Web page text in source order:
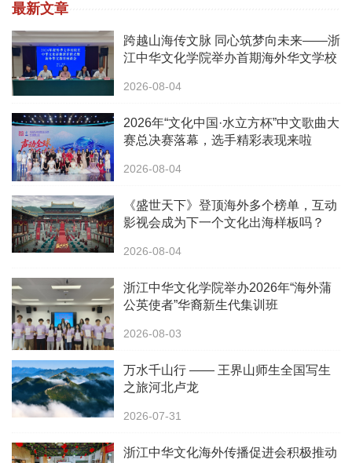
最新文章
跨越山海传文脉 同心筑梦向未来——浙
江中华文化学院举办首期海外华文学校
2026-08-04
2026年“文化中国·水立方杯”中文歌曲大
赛总决赛落幕，选手精彩表现来啦
2026-08-04
《盛世天下》登顶海外多个榜单，互动
影视会成为下一个文化出海样板吗？
2026-08-04
浙江中华文化学院举办2026年“海外蒲
公英使者”华裔新生代集训班
2026-08-03
万水千山行 —— 王界山师生全国写生
之旅河北卢龙
2026-07-31
浙江中华文化海外传播促进会积极推动